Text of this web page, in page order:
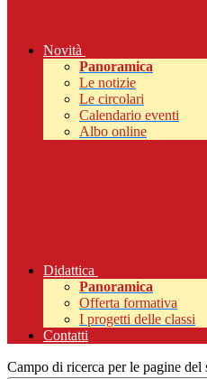
Novità
Panoramica
Le notizie
Le circolari
Calendario eventi
Albo online
Didattica
Panoramica
Offerta formativa
I progetti delle classi
Contatti
Campo di ricerca per le pagine del